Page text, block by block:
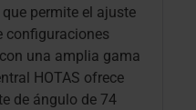
permite el ajuste
configuraciones
una amplia gama
HOTAS ofrece
de ángulo de 74